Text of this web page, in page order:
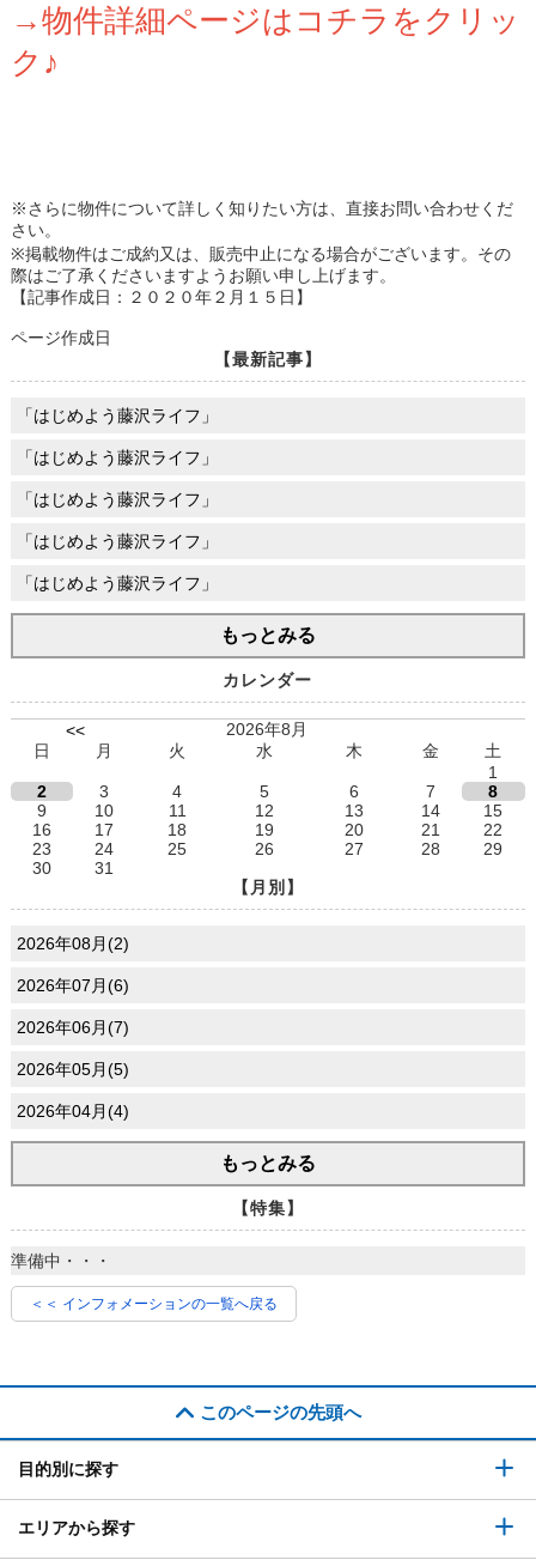
→物件詳細ページはコチラをクリッ
ク♪
※さらに物件について詳しく知りたい方は、直接お問い合わせくだ
さい。
※掲載物件はご成約又は、販売中止になる場合がございます。その
際はご了承くださいますようお願い申し上げます。
【記事作成日：２０２０年２月１５日】
ページ作成日
【最新記事】
「はじめよう藤沢ライフ」
「はじめよう藤沢ライフ」
「はじめよう藤沢ライフ」
「はじめよう藤沢ライフ」
「はじめよう藤沢ライフ」
もっとみる
カレンダー
<<
2026年8月
日
月 火 水 木 金
土
1
2
3 4 5 6 7
8
9
10 11 12 13 14
15
16
17 18 19 20 21
22
23
24 25 26 27 28
29
30
31
【月別】
2026年08月(2)
2026年07月(6)
2026年06月(7)
2026年05月(5)
2026年04月(4)
もっとみる
【特集】
準備中・・・
＜＜ インフォメーションの一覧へ戻る
このページの先頭へ
目的別に探す
エリアから探す